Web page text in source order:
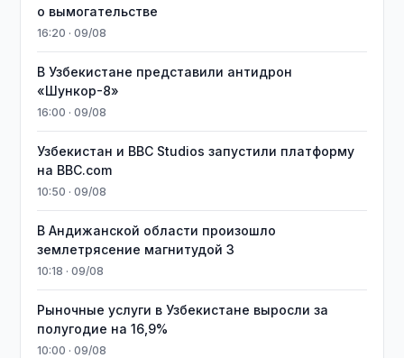
о вымогательстве
16:20 · 09/08
В Узбекистане представили антидрон
«Шункор-8»
16:00 · 09/08
Узбекистан и BBC Studios запустили платформу
на BBC.com
10:50 · 09/08
В Андижанской области произошло
землетрясение магнитудой 3
10:18 · 09/08
Рыночные услуги в Узбекистане выросли за
полугодие на 16,9%
10:00 · 09/08